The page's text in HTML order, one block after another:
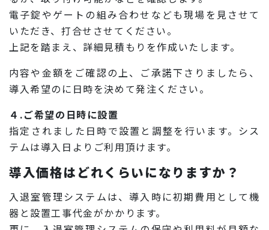
電子錠やゲートの組み合わせなども現場を見させて
いただき、打合せさせてください。
上記を踏まえ、詳細見積もりを作成いたします。
内容や金額をご確認の上、ご承諾下さりましたら、
導入希望のに日時を決めて発注ください。
４.ご希望の日時に設置
指定されました日時で設置と調整を行います。シス
テムは導入日よりご利用頂けます。
導入価格はどれくらいになりますか？
入退室管理システムは、導入時に初期費用として機
器と設置工事代金がかかります。